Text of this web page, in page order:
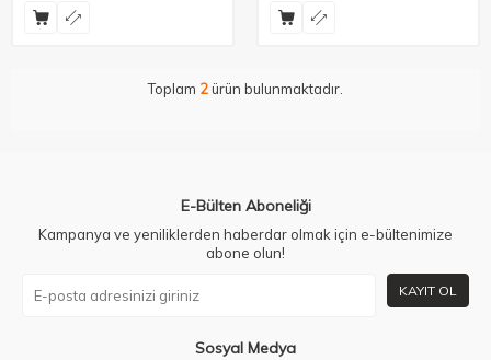
Toplam 2ürün bulunmaktadır.
E-Bülten Aboneliği
Kampanya ve yeniliklerden haberdar olmak için e-bültenimize
abone olun!
KAYIT OL
Sosyal Medya